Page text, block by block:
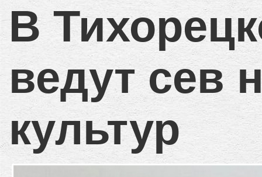
В
ведут сев
культур